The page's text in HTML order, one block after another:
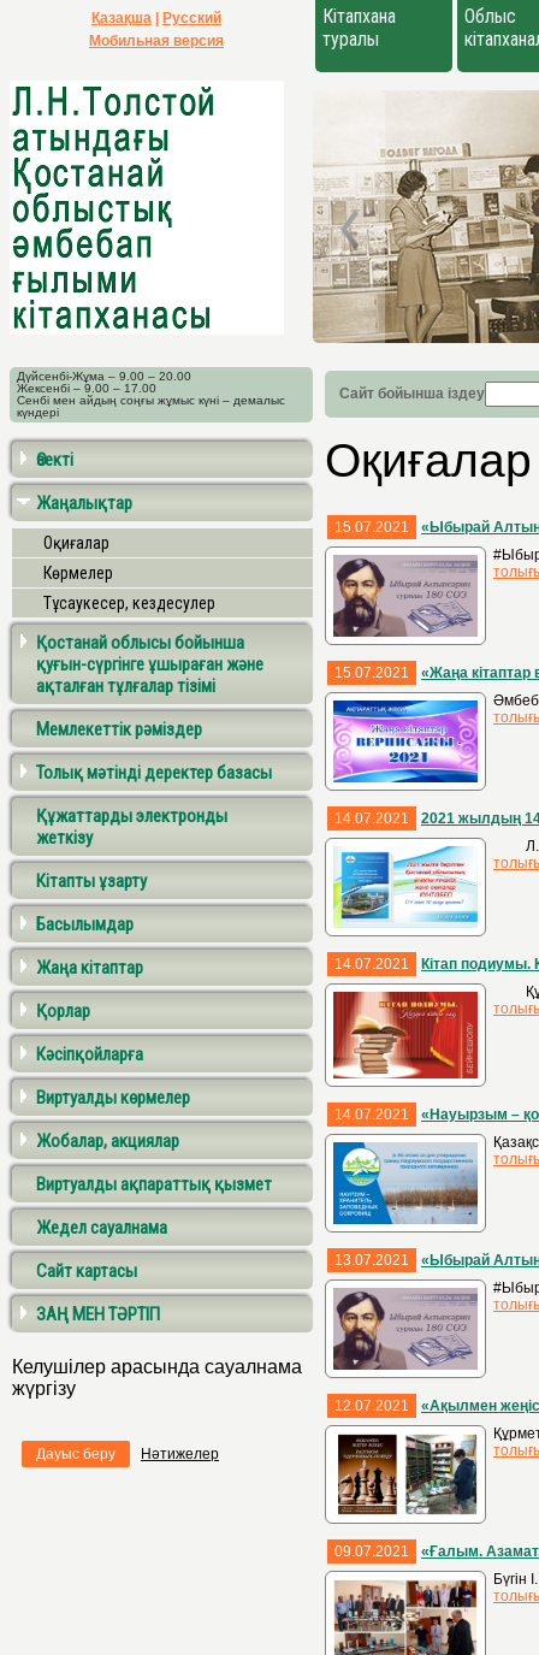
Қазақша
Русский
Мобильная версия
Кітапхана
туралы
Облыс
Дүйсенбі-Жұма – 9.00 – 20.00
Жексенбі – 9.00 – 17.00
Сенбі мен айдың соңғы жұмыс күні – демалыс
күндері
Сайт бойынша іздеу
Өзекті
Жаңалықтар
Оқиғалар
Көрмелер
Тұсаукесер, кездесулер
Қостанай облысы бойынша
қуғын-сүргінге ұшыраған және
ақталған тұлғалар тізімі
Мемлекеттік рәміздер
Толық мәтінді деректер базасы
Құжаттарды электронды
жеткізу
Кітапты ұзарту
Басылымдар
Жаңа кітаптар
Қорлар
Кәсіпқойларға
Виртуалды көрмелер
Жобалар, акциялар
Виртуалды ақпараттық қызмет
Жедел сауалнама
Сайт картасы
ЗАҢ МЕН ТӘРТІП
Келушілер арасында сауалнама
жүргізу
Дауыс беру Нәтижелер
Оқиғалар
15.07.2021
«Ыбырай
15.07.2021
«Жаңа
14.07.2021
2021 жылдың
Л. Н.
14.07.2021
Кітап подиумы.
14.07.2021
«Науырзым –
13.07.2021
«Ыбырай
12.07.2021
«Ақылмен
09.07.2021
«Ғалым.
Бүгін